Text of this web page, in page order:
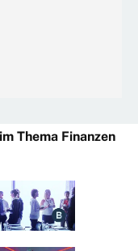
Thema Finanzen